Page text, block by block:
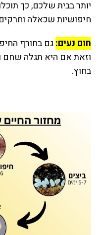
יותר בבית שלכם, כך
חיפושיות שכאלה
חום נעים:גם בחורף
וזאת אם היא תגלה שחם
בחוץ.